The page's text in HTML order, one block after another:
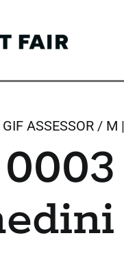
GIF ASSESSOR M